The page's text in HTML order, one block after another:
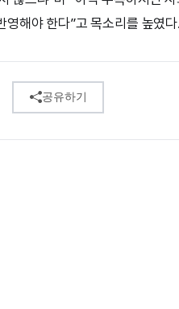
해야 한다”고 목소리를 높였다.
공유하기